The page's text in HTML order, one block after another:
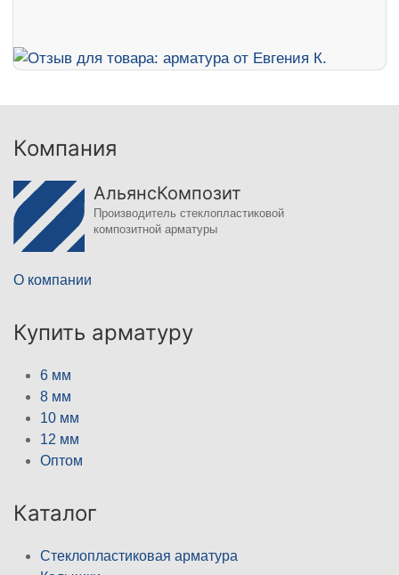
Компания
АльянсКомпозит
Производитель стеклопластиковой
композитной арматуры
О компании
Купить арматуру
6 мм
8 мм
10 мм
12 мм
Оптом
Каталог
Стеклопластиковая арматура